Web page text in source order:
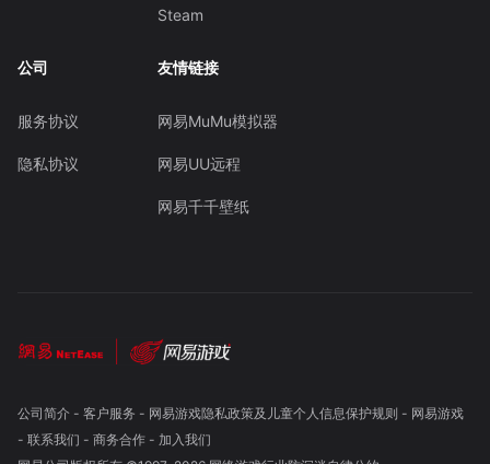
Steam
公司
服务协议
隐私协议
友情链接
网易MuMu模拟器
网易UU远程
网易千千壁纸
公司简介- 客户服务 - 网易游戏隐私政策及儿童个人信息保护规则 - 网易游戏
- 联系我们 - 商务合作- 加入我们